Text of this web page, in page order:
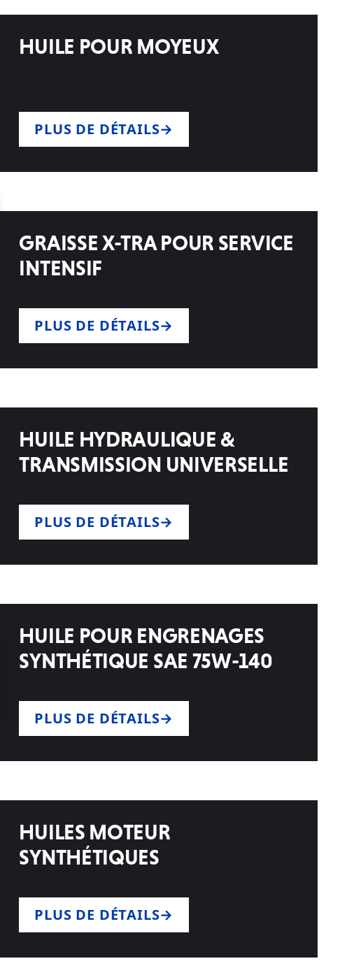
HUILE POUR MOYEUX
PLUS DE DÉTAILS
GRAISSE X-TRA POUR SERVICE
INTENSIF
PLUS DE DÉTAILS
HUILE HYDRAULIQUE &
TRANSMISSION UNIVERSELLE
PLUS DE DÉTAILS
HUILE POUR ENGRENAGES
SYNTHÉTIQUE SAE 75W-140
PLUS DE DÉTAILS
HUILES MOTEUR
SYNTHÉTIQUES
PLUS DE DÉTAILS